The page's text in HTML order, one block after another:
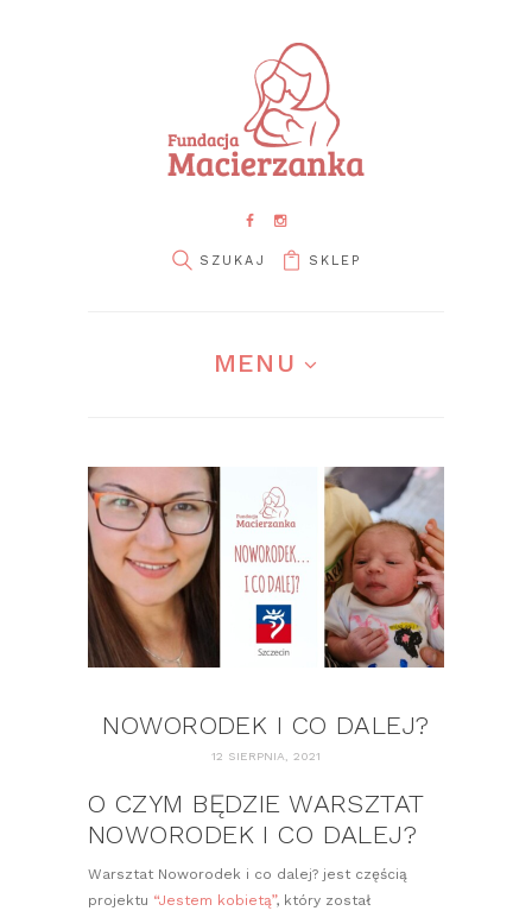
SKLEP
MENU
NOWORODEK I CO DALEJ?
12 SIERPNIA, 2021
O CZYM BĘDZIE WARSZTAT
NOWORODEK I CO DALEJ?
Warsztat Noworodek i co dalej? jest częścią
projektu “Jestem kobietą”, który został